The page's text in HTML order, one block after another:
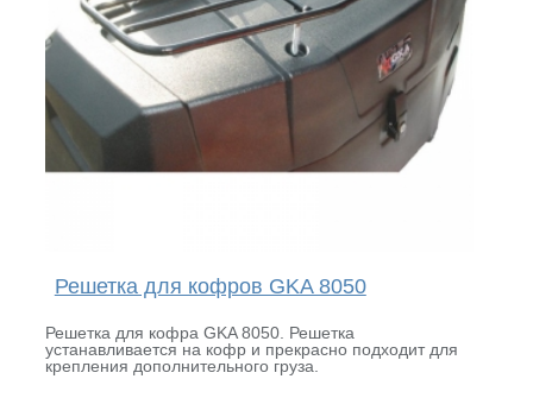
Решетка для кофров GKA 8050
Решетка для кофра GKA 8050. Решетка
устанавливается на кофр и прекрасно подходит для
крепления дополнительного груза.